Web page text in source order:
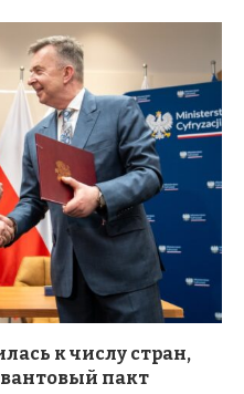
к числу стран,
пакт